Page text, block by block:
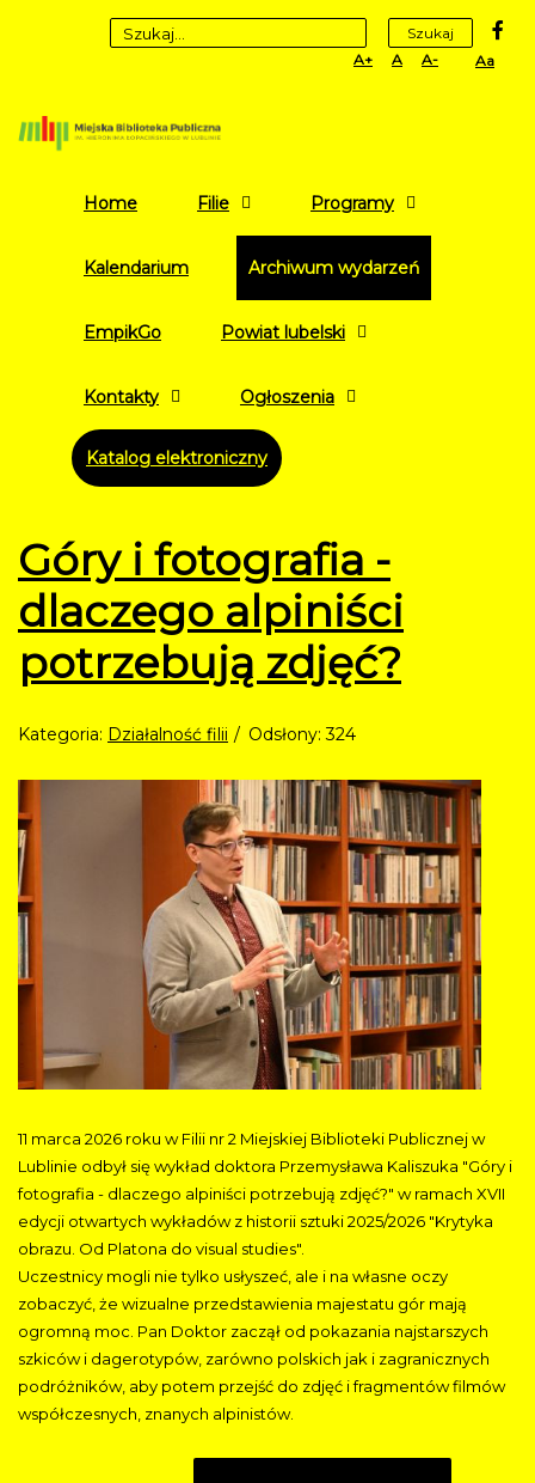
Szukaj
Set
LargerDefault
Set
Smaller
High
Home Filie Programy
Kalendarium Archiwum wydarzeń
EmpikGo Powiat lubelski
Kontakty Ogłoszenia
Katalog elektroniczny
Góry i fotografia -
dlaczego alpiniści
potrzebują zdjęć?
Kategoria: Działalność filii Odsłony: 324
11 marca 2026 roku w Filii nr 2 Miejskiej Biblioteki Publicznej w
Lublinie odbył się wykład doktora Przemysława Kaliszuka "Góry i
fotografia - dlaczego alpiniści potrzebują zdjęć?" w ramach XVII
edycji otwartych wykładów z historii sztuki 2025/2026 "Krytyka
obrazu. Od Platona do visual studies".
Uczestnicy mogli nie tylko usłyszeć, ale i na własne oczy
zobaczyć, że wizualne przedstawienia majestatu gór mają
ogromną moc. Pan Doktor zaczął od pokazania najstarszych
szkiców i dagerotypów, zarówno polskich jak i zagranicznych
podróżników, aby potem przejść do zdjęć i fragmentów filmów
współczesnych, znanych alpinistów.